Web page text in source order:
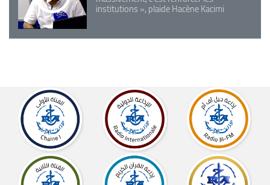
institutions », plaide Hacène Kacimi